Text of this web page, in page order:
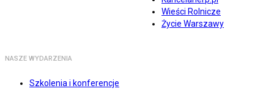
Wieści Rolnicze
Życie Warszawy
NASZE WYDARZENIA
Szkolenia i konferencje